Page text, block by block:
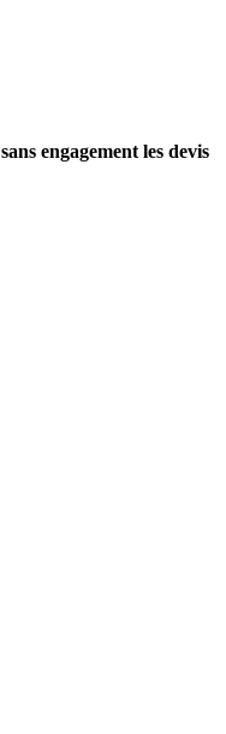
sans engagement les devis